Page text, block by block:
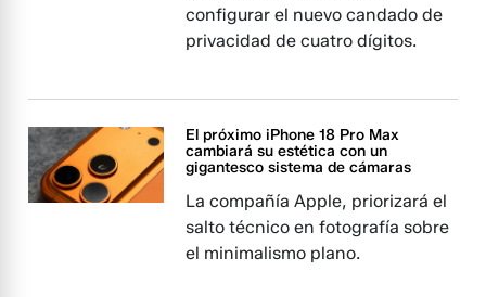
configurar el nuevo candado de
privacidad de cuatro dígitos.
El próximo iPhone 18 Pro Max
cambiará su estética con un
gigantesco sistema de cámaras
La compañía Apple, priorizará el
salto técnico en fotografía sobre
el minimalismo plano.